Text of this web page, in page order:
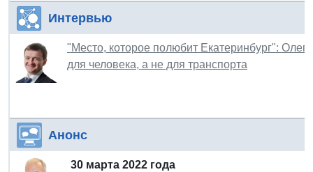
Интервью
"Место, которое полюбит Екатеринбург":
для человека, а не для транспорта
Анонс
30 марта 2022 года